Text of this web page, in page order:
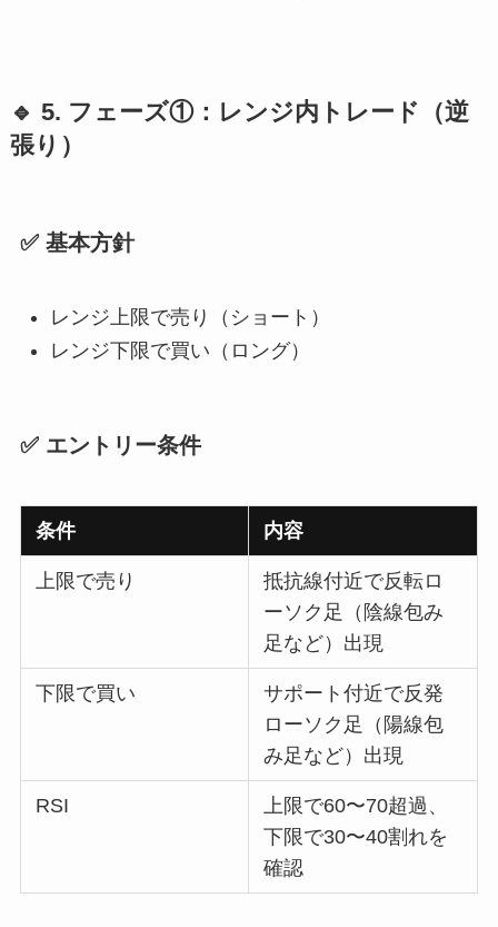
🔹 5. フェーズ①：レンジ内トレード（逆
張り）
✅ 基本方針
レンジ上限で売り（ショート）
レンジ下限で買い（ロング）
✅ エントリー条件
条件 内容
上限で売り
抵抗線付近で反転ロ
ーソク足（陰線包み
足など）出現
下限で買い
サポート付近で反発
ローソク足（陽線包
み足など）出現
RSI
上限で60〜70超過、
下限で30〜40割れを
確認